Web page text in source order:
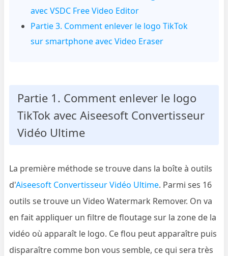
avec VSDC Free Video Editor
Partie 3. Comment enlever le logo TikTok
sur smartphone avec Video Eraser
Partie 1. Comment enlever le logo
TikTok avec Aiseesoft Convertisseur
Vidéo Ultime
La première méthode se trouve dans la boîte à outils
d'Aiseesoft Convertisseur Vidéo Ultime. Parmi ses 16
outils se trouve un Video Watermark Remover. On va
en fait appliquer un filtre de floutage sur la zone de la
vidéo où apparaît le logo. Ce flou peut apparaître puis
disparaître comme bon vous semble, ce qui sera très